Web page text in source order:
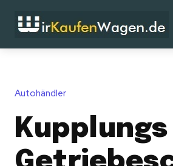
Autohändler